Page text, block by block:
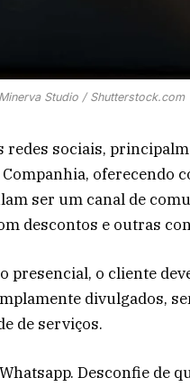
Studio / Shutterstock.com
sociais,
oferecendo
ser um canal de
descontos e outras
presencial, o cliente
divulgados,
de serviços.
Desconfie de